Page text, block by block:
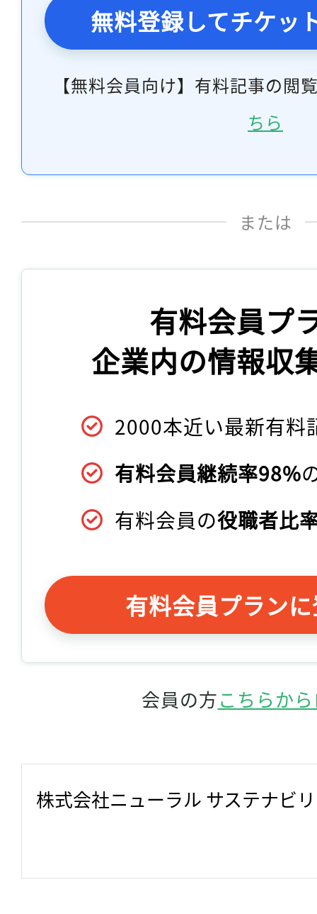
無料登録してチケッ
【無料会員向け】有料記事の閲
ちら
または
有料会員プ
企業内の情報収
2000本近い最新有料
有料会員継続率98%
有料会員の役職者比
有料会員プラン
会員の方こちらか
株式会社ニューラル サステナビ